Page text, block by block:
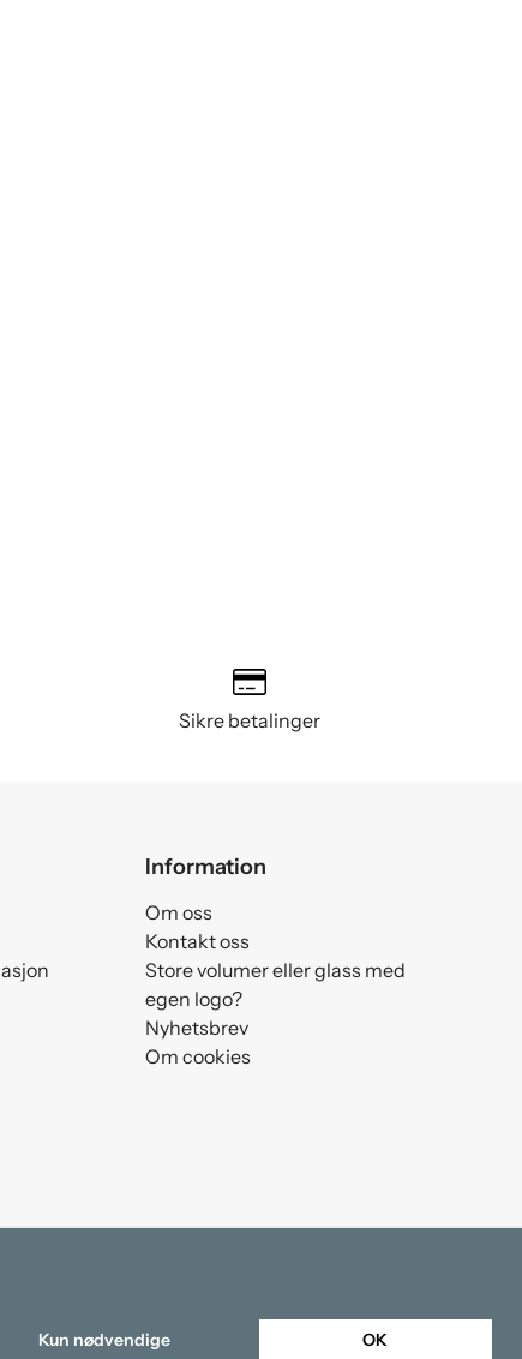
Sikre betalinger
Information
Om oss
Kontakt oss
Store volumer eller glass med
egen logo?
Nyhetsbrev
Om cookies
Kun nødvendige OK